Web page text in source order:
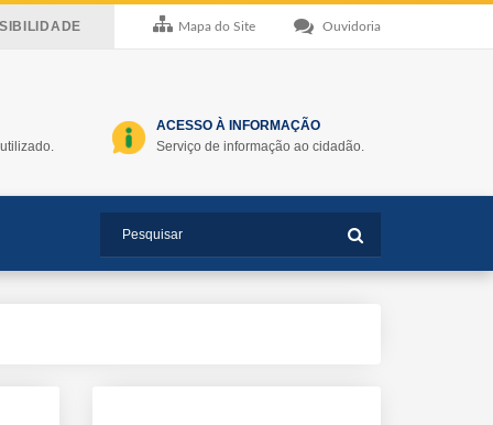
Ouvidoria
Mapa do Site
ACESSO À INFORMAÇÃO
Serviço de informação ao cidadão.